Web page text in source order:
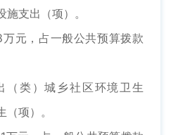
施支出（项）。
，占一般公共预算拨款
类）城乡社区环境卫生
（项）。